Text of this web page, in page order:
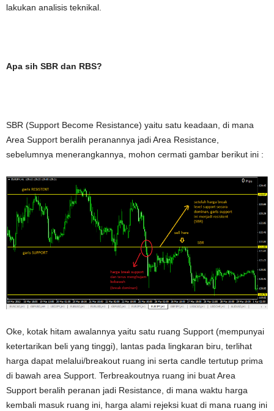
lakukan analisis teknikal.
Apa sih SBR dan RBS?
SBR (Support Become Resistance) yaitu satu keadaan, di mana
Area Support beralih peranannya jadi Area Resistance,
sebelumnya menerangkannya, mohon cermati gambar berikut ini :
Oke, kotak hitam awalannya yaitu satu ruang Support (mempunyai
ketertarikan beli yang tinggi), lantas pada lingkaran biru, terlihat
harga dapat melalui/breakout ruang ini serta candle tertutup prima
di bawah area Support. Terbreakoutnya ruang ini buat Area
Support beralih peranan jadi Resistance, di mana waktu harga
kembali masuk ruang ini, harga alami rejeksi kuat di mana ruang ini